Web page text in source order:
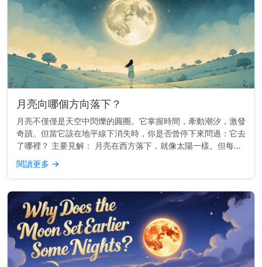
月亮向哪個方向落下？
月亮不僅僅是天空中閃爍的圓圈。它掌握時間，牽動潮汐，激發
奇蹟。但當它該在地平線下消失時，你是否曾停下來問過：它去
了哪裡？ 主要見解： 月亮在西方落下，就像太陽一樣。但每晚
的確切位置會略有變化。 為什麼月亮會在西方落下 地球由西向
東旋轉。這就...
閱讀更多 →